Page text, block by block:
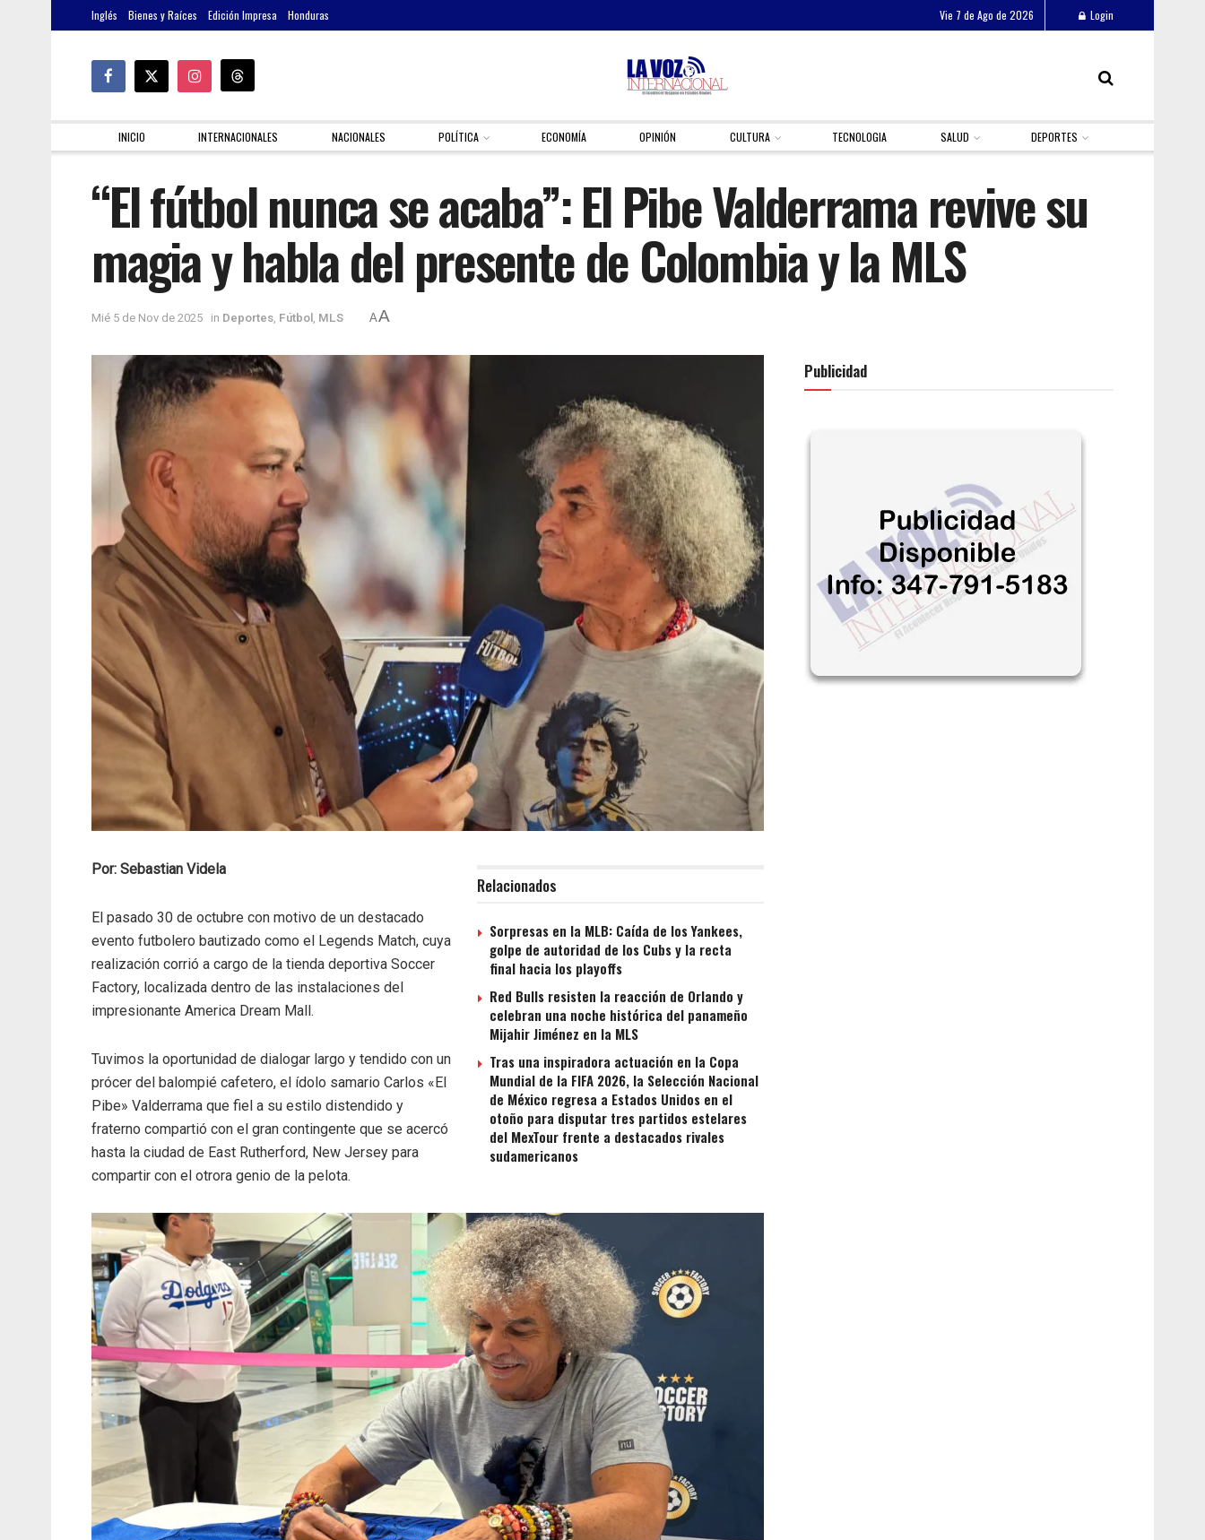
Inglés Bienes y Raíces Edición Impresa Honduras Vie 7 de Ago de 2026 Login
INICIO INTERNACIONALES NACIONALES POLÍTICA ECONOMÍA OPINIÓN CULTURA TECNOLOGIA SALUD DEPORTES
“El fútbol nunca se acaba”: El Pibe Valderrama revive su
magia y habla del presente de Colombia y la MLS
Mié 5 de Nov de 2025 in Deportes, Fútbol, MLS AA
Relacionados
Sorpresas en la MLB: Caída de los Yankees,
golpe de autoridad de los Cubs y la recta
final hacia los playoffs
Red Bulls resisten la reacción de Orlando y
celebran una noche histórica del panameño
Mijahir Jiménez en la MLS
Tras una inspiradora actuación en la Copa
Mundial de la FIFA 2026, la Selección Nacional
de México regresa a Estados Unidos en el
otoño para disputar tres partidos estelares
del MexTour frente a destacados rivales
sudamericanos
Por: Sebastian Videla
El pasado 30 de octubre con motivo de un destacado
evento futbolero bautizado como el Legends Match, cuya
realización corrió a cargo de la tienda deportiva Soccer
Factory, localizada dentro de las instalaciones del
impresionante America Dream Mall.
Tuvimos la oportunidad de dialogar largo y tendido con un
prócer del balompié cafetero, el ídolo samario Carlos «El
Pibe» Valderrama que fiel a su estilo distendido y
fraterno compartió con el gran contingente que se acercó
hasta la ciudad de East Rutherford, New Jersey para
compartir con el otrora genio de la pelota.
Publicidad